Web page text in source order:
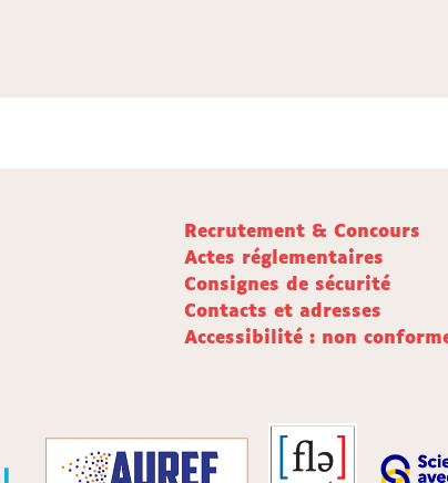
Recrutement & Concours
Actes réglementaires
Consignes de sécurité
Contacts et adresses
Accessibilité : non